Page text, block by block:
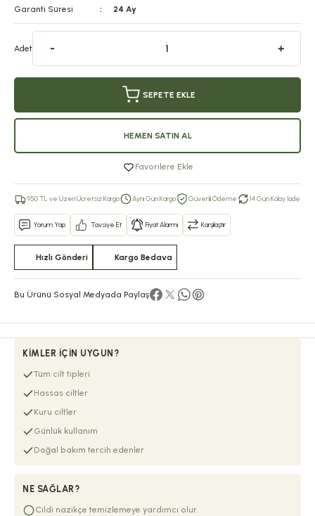
Garanti Süresi
24 Ay
Adet
SEPETE EKLE
HEMEN SATIN AL
Favorilere Ekle
950 TL ve Üzeri Ücretsiz Kargo Aynı Gün Kargo Güvenli Ödeme 14 Gün Kolay İade
Yorum Yap Tavsiye Et Fiyat Alarmı Karşılaştır
Hızlı Gönderi Kargo Bedava
Bu Ürünü Sosyal Medyada Paylaş
KIMLER İÇIN UYGUN?
Tüm cilt tipleri
Hassas ciltler
Kuru ciltler
Günlük kullanım
Doğal bakım tercih edenler
NE SAĞLAR?
Cildi nazikçe temizlemeye yardımcı olur.